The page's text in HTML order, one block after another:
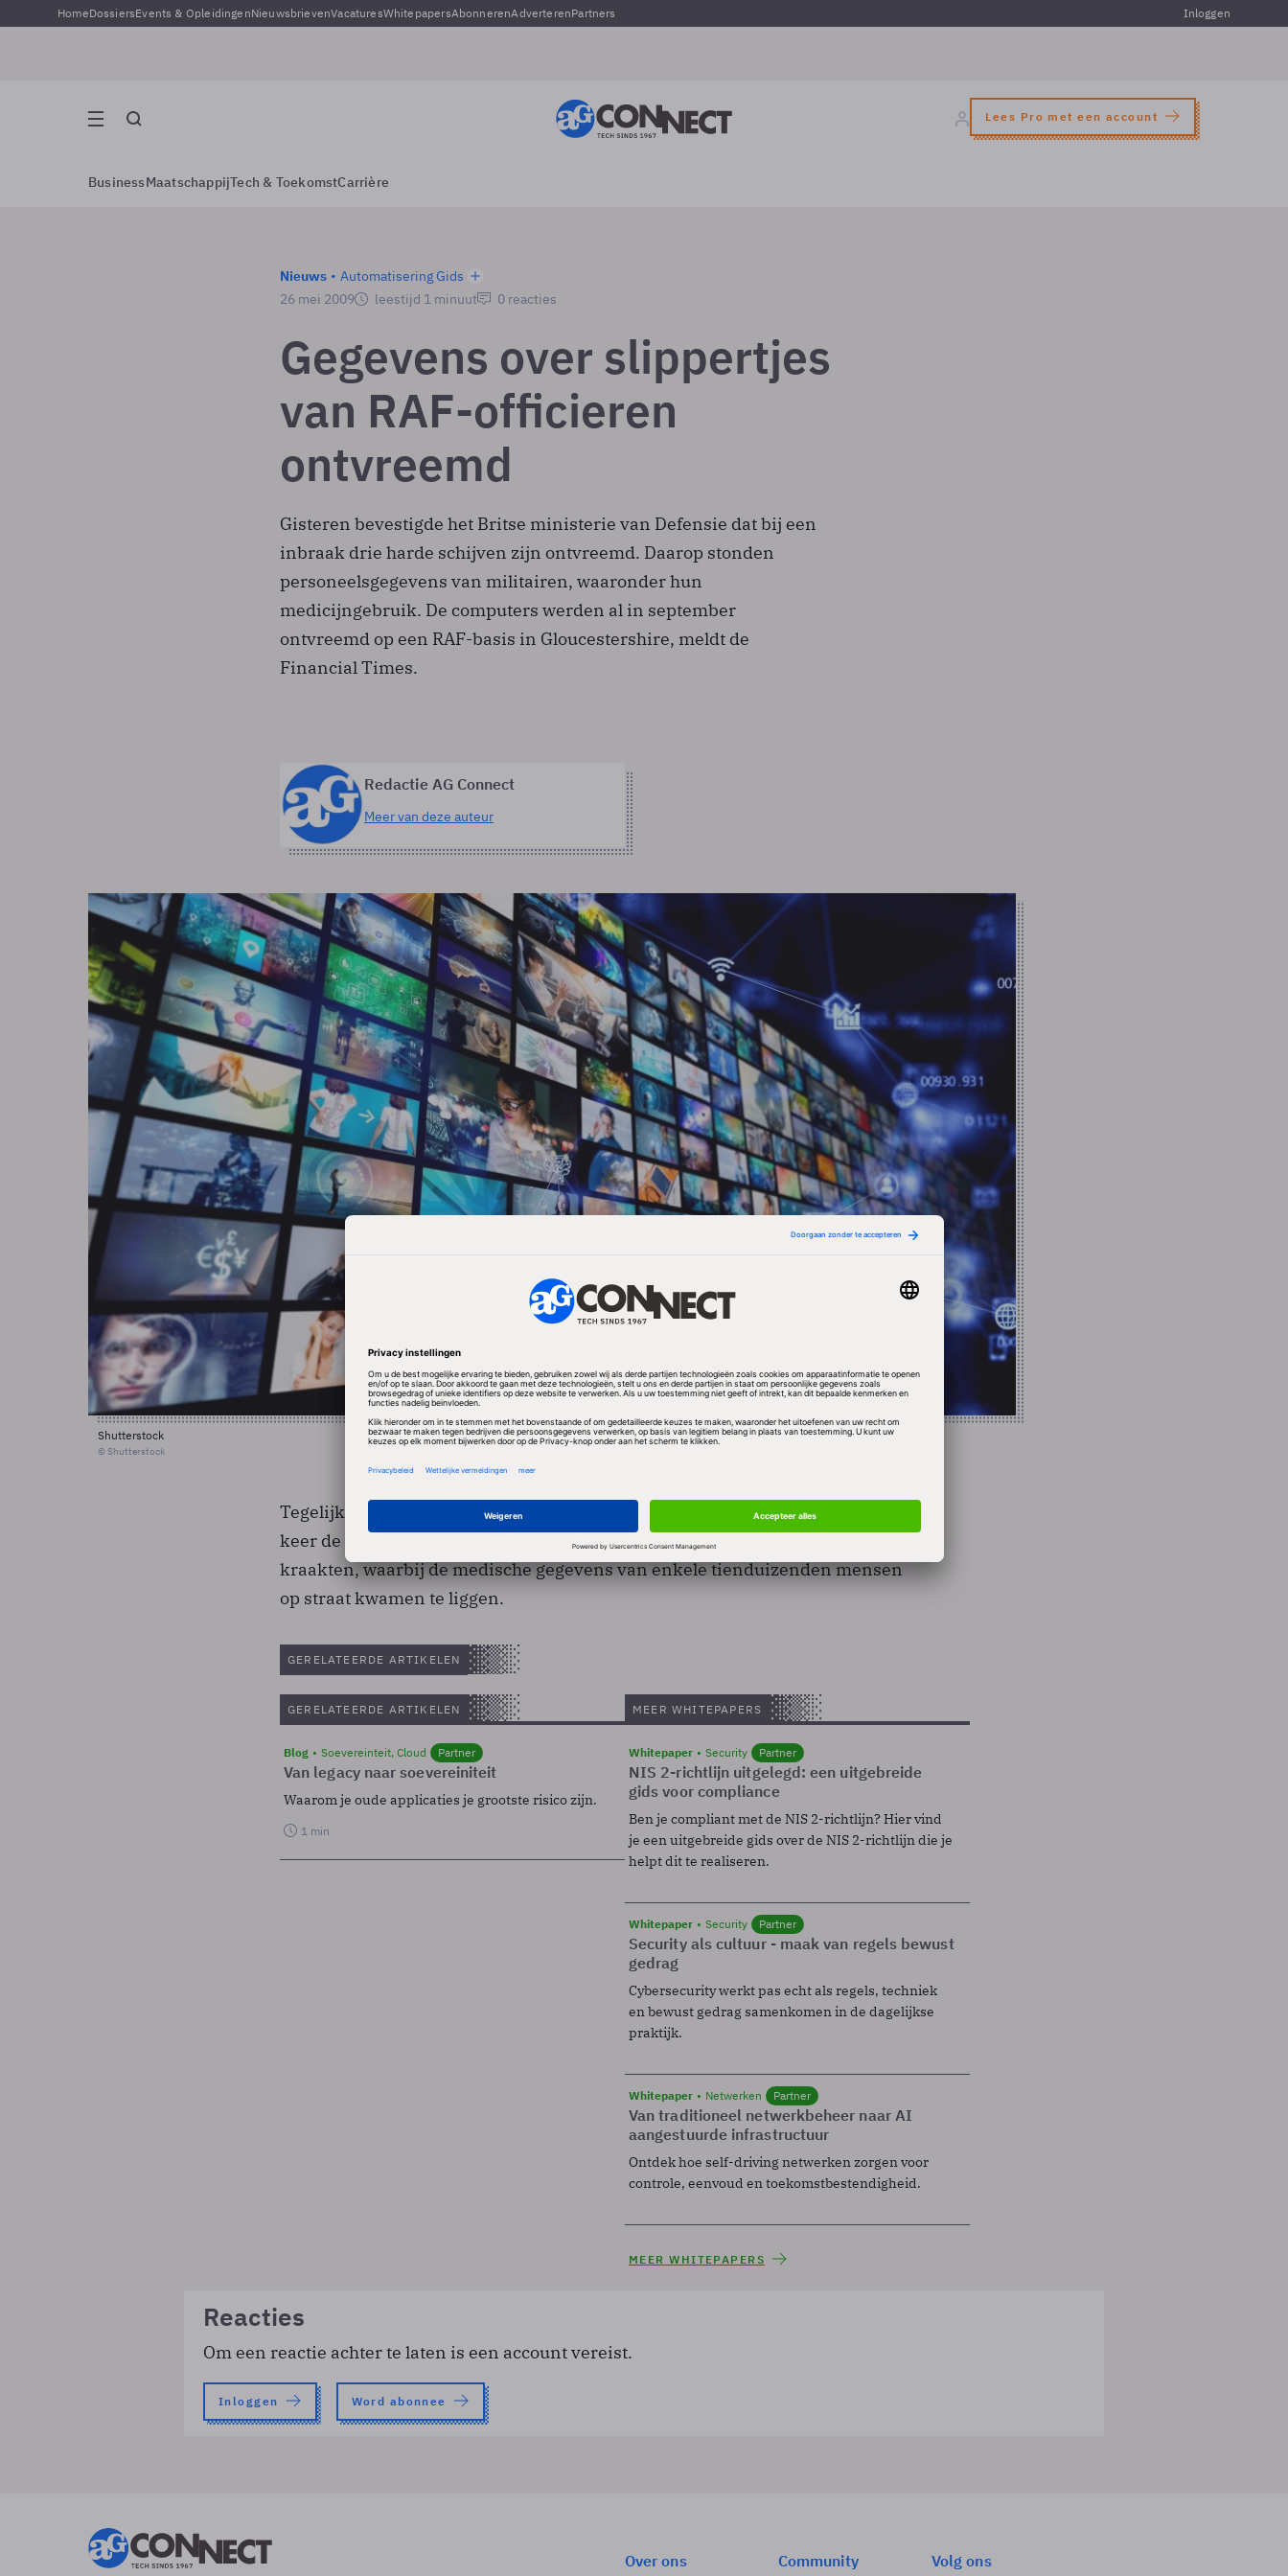
HomeDossiersEvents & OpleidingenNieuwsbrievenVacaturesWhitepapersAbonnerenAdverterenPartners Inloggen
Lees Pro met een account
BusinessMaatschappijTech & ToekomstCarrière
Nieuws
Automatisering Gids
26 mei 2009
leestijd 1 minuut 0 reacties
Gegevens over slippertjes
van RAF-officieren
ontvreemd
Gisteren bevestigde het Britse ministerie van Defensie dat bij een
inbraak drie harde schijven zijn ontvreemd. Daarop stonden
personeelsgegevens van militairen, waaronder hun
medicijngebruik. De computers werden al in september
ontvreemd op een RAF-basis in Gloucestershire, meldt de
Financial Times.
Redactie AG Connect
Meer van deze auteur
Shutterstock
© Shutterstock
Tegelijk werd bekend dat hackers de afgelopen vier maanden maar liefst 140
keer de beveiliging van de computers van de National Health Service
kraakten, waarbij de medische gegevens van enkele tienduizenden mensen
op straat kwamen te liggen.
GERELATEERDE ARTIKELEN
GERELATEERDE ARTIKELEN
Blog Soevereinteit, Cloud Partner
Van legacy naar soevereiniteit
Waarom je oude applicaties je grootste risico zijn.
1 min
MEER WHITEPAPERS
Whitepaper Security Partner
NIS 2-richtlijn uitgelegd: een uitgebreide
gids voor compliance
Ben je compliant met de NIS 2-richtlijn? Hier vind
je een uitgebreide gids over de NIS 2-richtlijn die je
helpt dit te realiseren.
Whitepaper Security Partner
Security als cultuur - maak van regels bewust
gedrag
Cybersecurity werkt pas echt als regels, techniek
en bewust gedrag samenkomen in de dagelijkse
praktijk.
Whitepaper Netwerken Partner
Van traditioneel netwerkbeheer naar AI
aangestuurde infrastructuur
Ontdek hoe self-driving netwerken zorgen voor
controle, eenvoud en toekomstbestendigheid.
MEER WHITEPAPERS
Reacties
Om een reactie achter te laten is een account vereist.
Inloggen Word abonnee
Over ons Community Volg ons